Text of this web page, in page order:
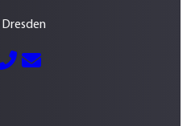
0351 – 213 037 70